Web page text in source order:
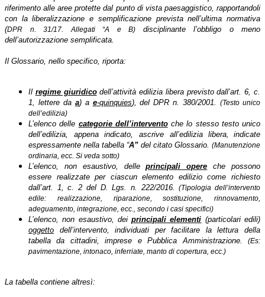
riferimento alle aree protette dal punto di vista paesaggistico, rapportandoli
con la liberalizzazione e semplificazione prevista nell’ultima normativa
(DPR n. 31/17. Allegati “A e B) disciplinante l’obbligo o meno
dell’autorizzazione semplificata.
Il Glossario, nello specifico, riporta:
Il regime giuridico dell’attività edilizia libera previsto dall’art. 6, c.
1, lettere da a) a e-quinquies), del DPR n. 380/2001.(Testo unico
dell’edilizia)
L’elenco delle categorie dell’intervento che lo stesso testo unico
dell’edilizia, appena indicato, ascrive all’edilizia libera,indicate
espressamente nella tabella “A” del citato Glossario. (Manutenzione
ordinaria, ecc. Si veda sotto)
L’elenco, non esaustivo, delleprincipali opere che possono
essere realizzate per ciascun elemento edilizio come richiesto
dall’art. 1, c. 2 del D. Lgs. n. 222/2016.(Tipologia dell’intervento
edile: realizzazione, riparazione, sostituzione, rinnovamento,
adeguamento, integrazione, ecc., secondo i casi specifici)
L’elenco, non esaustivo, deiprincipali elementi (particolari edili)
oggetto dell’intervento, individuati per facilitare la lettura della
tabella da cittadini, imprese e Pubblica Amministrazione. (Es:
pavimentazione, intonaco, inferriate, manto di copertura, ecc.)
La tabella contiene altresì: